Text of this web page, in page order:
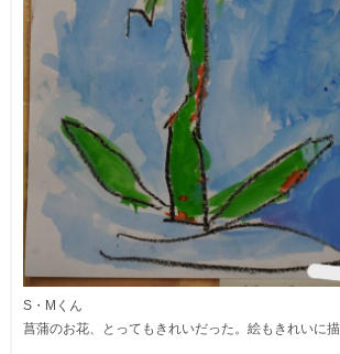
S・Mくん
菖蒲のお花、とってもきれいだった。絵もきれいに描